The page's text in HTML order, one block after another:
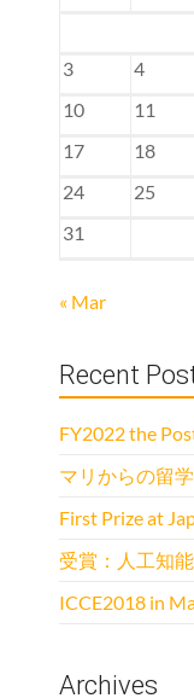
3
4
10
11
17
18
24
25
31
« Mar
Recent
FY2022 the
マリからの留
First Prize at
受賞：人工知
ICCE2018 in
Archives